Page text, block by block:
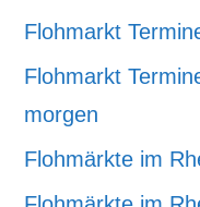
Flohmarkt
Flohmarkt
morgen
Flohmärkte im